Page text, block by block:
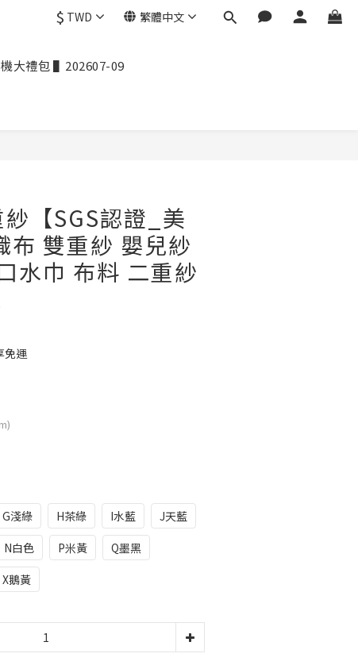
$ TWD 繁體中文
大禮包 ▌202607-09
【SGS認證_美
布 雙重紗 嬰兒紗
水巾 布料 二重紗
免運
G淺綠 H茶綠 I水藍
J天藍
N白色 P米黃
Q墨黑
X鵝黃